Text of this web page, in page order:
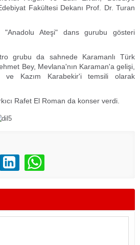
Fakültesi Dekanı Prof. Dr. Turan
"Anadolu Ateşi" dans gurubu gösteri
grubu da sahnede Karamanlı Türk
Bey, Mevlana'nın Karaman'a gelişi,
Kazım Karabekir'i temsili olarak
Rafet El Roman da konser verdi.